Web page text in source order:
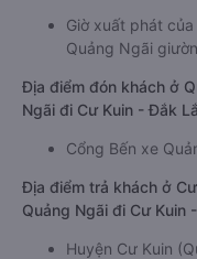
Giờ xuất phát
Quảng Ngãi
Địa điểm đón khách ở
Ngãi đi Cư Kuin - Đắk
Cổng Bến xe
Địa điểm trả khách ở
Quảng Ngãi đi Cư Kuin
Huyện Cư Kuin